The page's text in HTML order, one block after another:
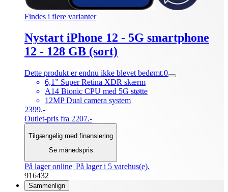
Findes i flere varianter
Nystart iPhone 12 - 5G smartphone
12 - 128 GB (sort)
Dette produkt er endnu ikke blevet bedømt.0
6,1” Super Retina XDR skærm
A14 Bionic CPU med 5G støtte
12MP Dual camera system
2399.-
Outlet-pris fra 2207.-
Tilgængelig med finansiering
Se månedspris
På lager online| På lager i 5 varehus(e).
916432
Sammenlign